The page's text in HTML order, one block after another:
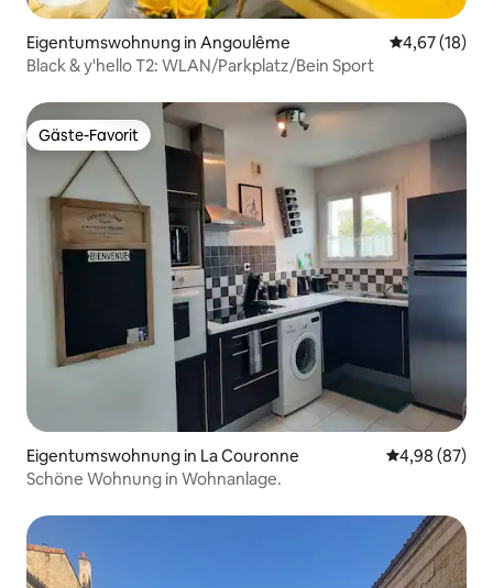
Eigentumswohnung in Angoulême
4,67 (18)
Black & y'hello T2: WLAN/Parkplatz/Bein Sport
Gäste-Favorit
Gäste-Favorit
Eigentumswohnung in La Couronne
4,98 (87)
Schöne Wohnung in Wohnanlage.